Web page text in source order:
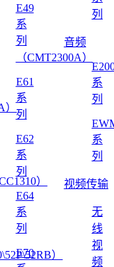
）
）
）
E49
系
列
（CMT2300A）
E61
系
列
E62
系
列
E64
系
列
E70
列
音频
系
列
系
列
视频传输
无
线
视
频